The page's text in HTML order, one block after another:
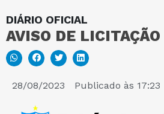
DIÁRIO OFICIAL
AVISO DE LICITAÇÃO
28/08/2023 Publicado às 17:23
MAPA DO SITE
PORTAL DA TRANSPARÊNCIA
E-SIC